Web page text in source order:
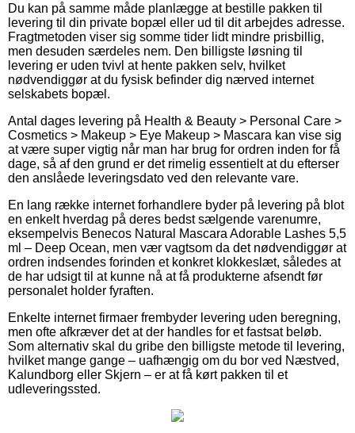
Du kan på samme måde planlægge at bestille pakken til
levering til din private bopæl eller ud til dit arbejdes adresse.
Fragtmetoden viser sig somme tider lidt mindre prisbillig,
men desuden særdeles nem. Den billigste løsning til
levering er uden tvivl at hente pakken selv, hvilket
nødvendiggør at du fysisk befinder dig nærved internet
selskabets bopæl.
Antal dages levering på Health & Beauty > Personal Care >
Cosmetics > Makeup > Eye Makeup > Mascara kan vise sig
at være super vigtig når man har brug for ordren inden for få
dage, så af den grund er det rimelig essentielt at du efterser
den anslåede leveringsdato ved den relevante vare.
En lang række internet forhandlere byder på levering på blot
en enkelt hverdag på deres bedst sælgende varenumre,
eksempelvis Benecos Natural Mascara Adorable Lashes 5,5
ml – Deep Ocean, men vær vagtsom da det nødvendiggør at
ordren indsendes forinden et konkret klokkeslæt, således at
de har udsigt til at kunne nå at få produkterne afsendt før
personalet holder fyraften.
Enkelte internet firmaer frembyder levering uden beregning,
men ofte afkræver det at der handles for et fastsat beløb.
Som alternativ skal du gribe den billigste metode til levering,
hvilket mange gange – uafhængig om du bor ved Næstved,
Kalundborg eller Skjern – er at få kørt pakken til et
udleveringssted.